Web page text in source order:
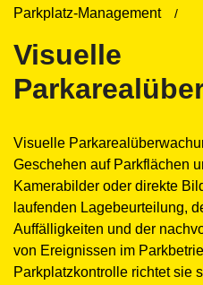
Parkplatz-Management
Visuelle
Visuelle
Geschehen auf Parkflächen
Kamerabilder oder direkte
laufenden Lagebeurteilung,
Auffälligkeiten und der
von Ereignissen im
Parkplatzkontrolle richtet sie